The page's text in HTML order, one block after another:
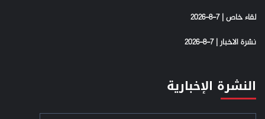
لقاء خاص | 7-8-2026
نشرة الاخبار | 7-8-2026
النشرة الإخبارية